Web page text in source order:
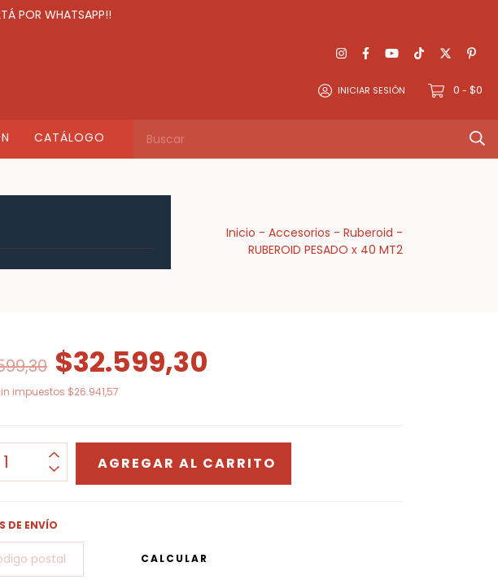
POR WHATSAPP!!
INICIAR SESIÓN 0 - $0
CATÁLOGO
Inicio - Accesorios - Ruberoid -
RUBEROID PESADO x 40 MT2
$32.599,30
impuestos $26.941,57
DE ENVÍO
CALCULAR